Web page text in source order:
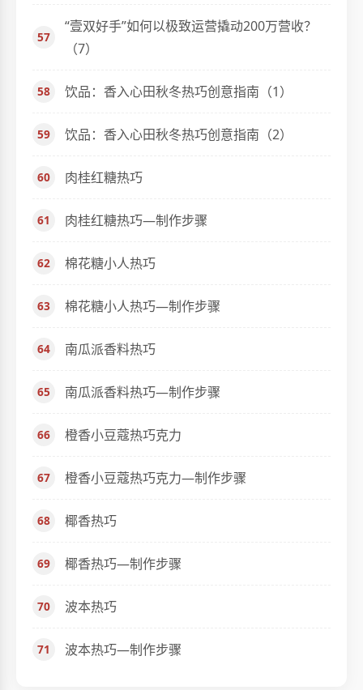
“壹双好手”如何以极致运营撬动200万营收？
（7）
饮品：香入心田秋冬热巧创意指南（1）
饮品：香入心田秋冬热巧创意指南（2）
肉桂红糖热巧
肉桂红糖热巧—制作步骤
棉花糖小人热巧
棉花糖小人热巧—制作步骤
南瓜派香料热巧
南瓜派香料热巧—制作步骤
橙香小豆蔻热巧克力
橙香小豆蔻热巧克力—制作步骤
椰香热巧
椰香热巧—制作步骤
波本热巧
波本热巧—制作步骤